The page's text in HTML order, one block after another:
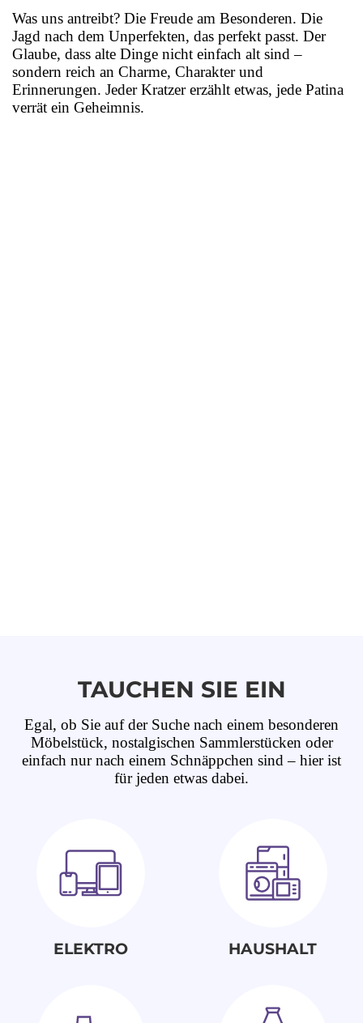
Was uns antreibt? Die Freude am Besonderen. Die
Jagd nach dem Unperfekten, das perfekt passt. Der
Glaube, dass alte Dinge nicht einfach alt sind –
sondern reich an Charme, Charakter und
Erinnerungen. Jeder Kratzer erzählt etwas, jede Patina
verrät ein Geheimnis.
TAUCHEN SIE EIN
Egal, ob Sie auf der Suche nach einem besonderen
Möbelstück, nostalgischen Sammlerstücken oder
einfach nur nach einem Schnäppchen sind – hier ist
für jeden etwas dabei.
ELEKTRO HAUSHALT